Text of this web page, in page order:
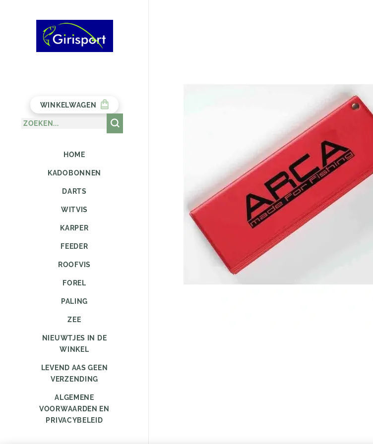
WINKELWAGEN
HOME
KADOBONNEN
DARTS
WITVIS
KARPER
FEEDER
ROOFVIS
FOREL
PALING
ZEE
NIEUWTJES IN DE
WINKEL
LEVEND AAS GEEN
VERZENDING
ALGEMENE
VOORWAARDEN EN
PRIVACYBELEID